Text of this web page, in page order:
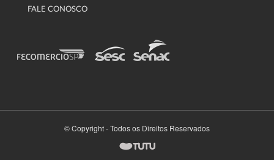
FALE CONOSCO
© Copyright - Todos os Direitos Reservados